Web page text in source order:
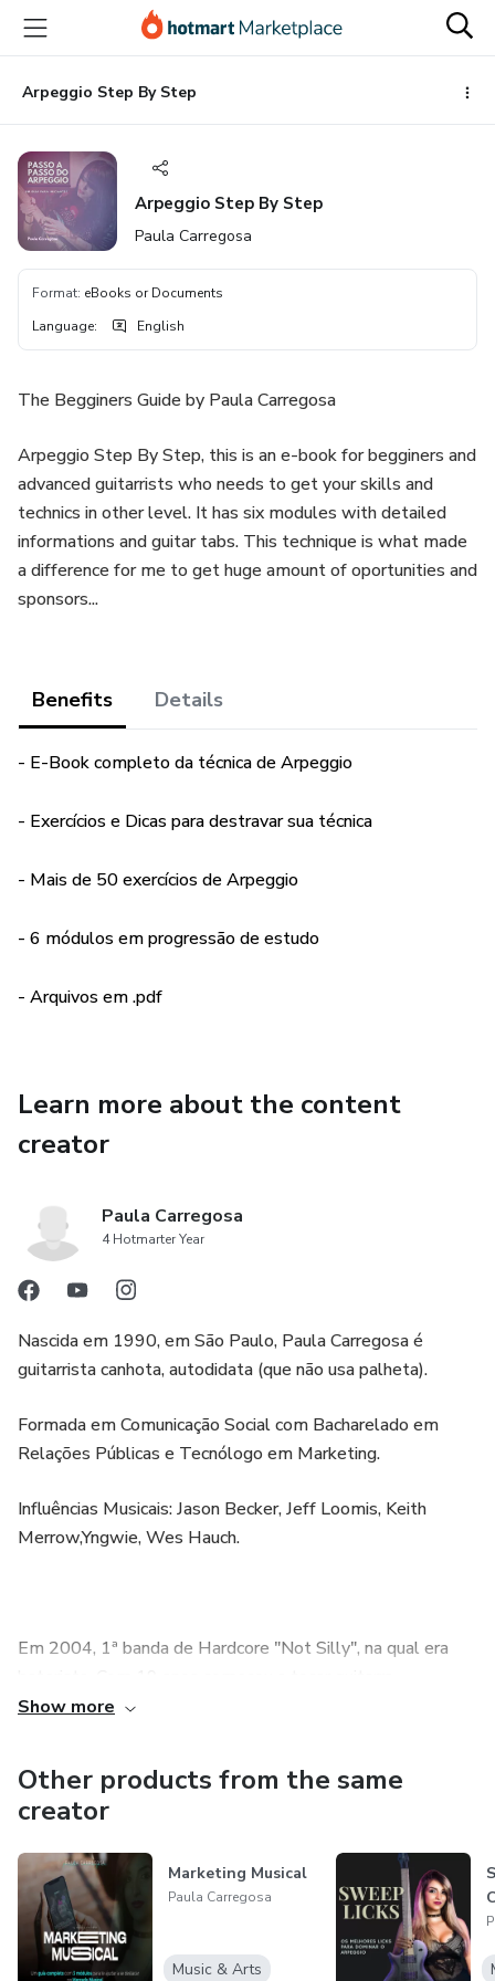
main
content
Arpeggio Step By Step
Arpeggio Step By Step
Paula Carregosa
Format: eBooks or Documents
Language: English
The Begginers Guide by Paula Carregosa
Arpeggio Step By Step, this is an e-book for begginers and
advanced guitarrists who needs to get your skills and
technics in other level. It has six modules with detailed
informations and guitar tabs. This technique is what made
a difference for me to get huge amount of oportunities and
sponsors...
Benefits Details
- E-Book completo da técnica de Arpeggio
- Exercícios e Dicas para destravar sua técnica
- Mais de 50 exercícios de Arpeggio
- 6 módulos em progressão de estudo
- Arquivos em .pdf
Learn more about the content
creator
Paula Carregosa
4 Hotmarter Year
Nascida em 1990, em São Paulo, Paula Carregosa é
guitarrista canhota, autodidata (que não usa palheta).
Formada em Comunicação Social com Bacharelado em
Relações Públicas e Tecnólogo em Marketing.
Influências Musicais: Jason Becker, Jeff Loomis, Keith
Merrow,Yngwie, Wes Hauch.
Em 2004, 1ª banda de Hardcore "Not Silly", na qual era
Em 2010, Trabalhou com instrumentos musicais na
Tecnologia no setor de interfaces/plugins para gravação.
Em 2012 participou de TV-Shows ''Rocka Rolla'' da MTV,
entrevistada por Bruno Sutter, Detonator, para o projeto
Show more
Other products from the same
creator
Marketing Musical
Paula Carregosa
Music & Arts